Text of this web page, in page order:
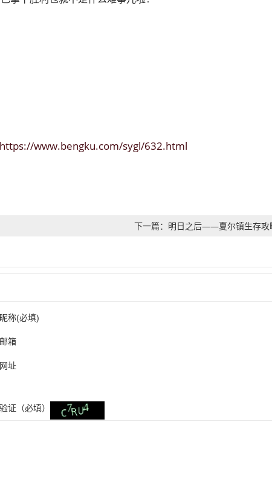
https://www.bengku.com/sygl/632.html
下一篇：明日之后——夏尔镇生存攻
昵称(必填)
邮箱
网址
验证（必填）